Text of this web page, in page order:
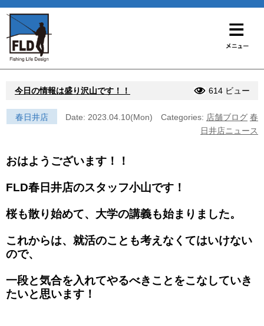
今日の情報は盛り沢山です！！ 614 ビュー
春日井店 Date: 2023.04.10(Mon) Categories: 店舗ブログ 春
日井店ニュース
おはようございます！！
FLD春日井店のスタッフ小山です！
桜も散り始めて、大学の講義も始まりました。
これからは、就活のことも考えなくてはいけない
ので、
一段と気合を入れてやるべきことをこなしていき
たいと思います！